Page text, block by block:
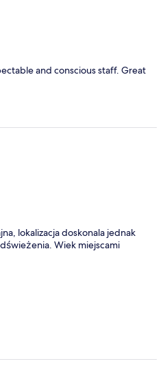
and conscious staff. Great
lokalizacja doskonala jednak
Wiek miejscami